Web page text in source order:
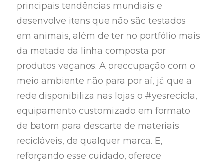
principais tendências mundiais e
desenvolve itens que não são testados
em animais, além de ter no portfólio mais
da metade da linha composta por
produtos veganos. A preocupação com o
meio ambiente não para por aí, já que a
rede disponibiliza nas lojas o #yesrecicla,
equipamento customizado em formato
de batom para descarte de materiais
recicláveis, de qualquer marca. E,
reforçando esse cuidado, oferece